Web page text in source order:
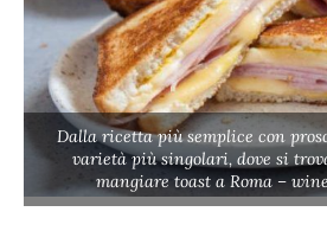
Dalla ricetta più semplice con
varietà più singolari, dove si
mangiare toast a Roma –